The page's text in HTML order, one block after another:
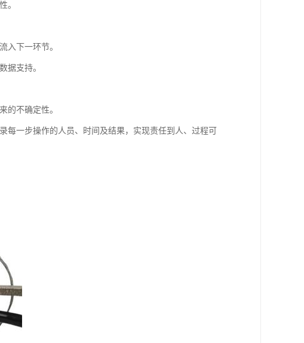
。
入下一环节。
据支持。
的不确定性。
一步操作的人员、时间及结果，实现责任到人、过程可